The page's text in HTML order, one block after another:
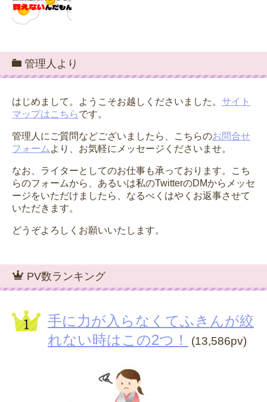
管理人より
はじめまして。ようこそお越しくださいました。 サイト
マップはこちらです。
管理人にご質問などございましたら、こちらのお問合せ
フォーム より、お気軽にメッセージくださいませ。
なお、ライターとしてのお仕事も承っております。こち
らのフォームから、あるいは私のTwitterのDMからメッセ
ージをいただけましたら、なるべくはやくお返事させて
いただきます。
どうぞよろしくお願いいたします。
PV数ランキング
手に力が入らなくてふきんが絞
れない時はこの2つ！
(13,586pv)